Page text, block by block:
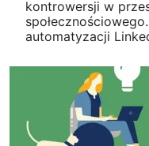
kontrowersji w
automatyzacji